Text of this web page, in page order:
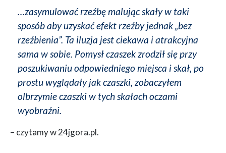
…zasymulować rzeźbę malując skały w taki
sposób aby uzyskać efekt rzeźby jednak „bez
rzeźbienia”. Ta iluzja jest ciekawa i atrakcyjna
sama w sobie. Pomysł czaszek zrodził się przy
poszukiwaniu odpowiedniego miejsca i skał, po
prostu wyglądały jak czaszki, zobaczyłem
olbrzymie czaszki w tych skałach oczami
wyobraźni.
– czytamy w 24jgora.pl.